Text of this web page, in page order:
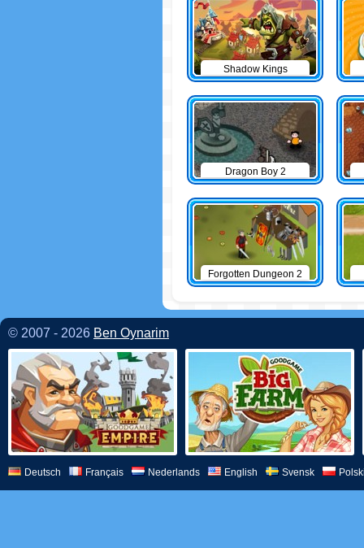
Shadow Kings
Dragon Boy 2
Forgotten Dungeon 2
© 2007 - 2026 Ben Oynarim
Deutsch Français Nederlands English Svensk